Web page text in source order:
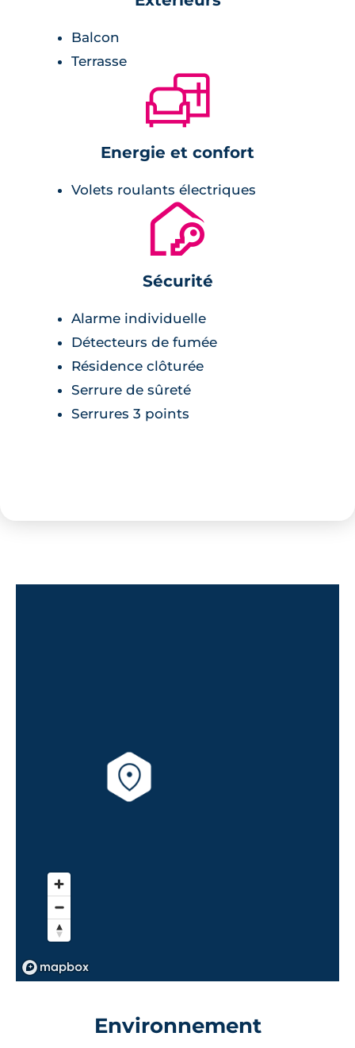
Chambre :
placard avec étagères et penderie.
Balcon
Terrasse
🛋
Energie et confort
Volets roulants électriques
🔐
Sécurité
Alarme individuelle
Détecteurs de fumée
Résidence clôturée
Serrure de sûreté
Serrures 3 points
Environnement